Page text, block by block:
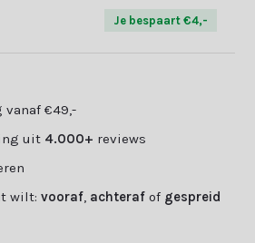
Je bespaart €4,-
vanaf €49,-
uit 4.000+ reviews
wilt:vooraf achteraf of gespreid